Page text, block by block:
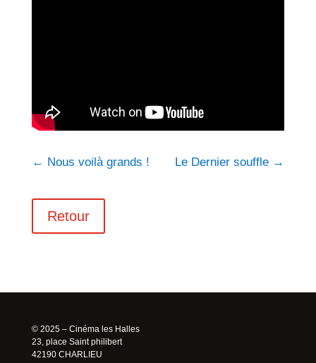
← Nous voilà grands ! Le Dernier souffle →
Retour
© 2025 – Cinéma les Halles
23, place Saint philibert
42190 CHARLIEU